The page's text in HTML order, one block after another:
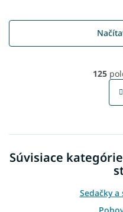
125
Súvisiace
Sedačky a